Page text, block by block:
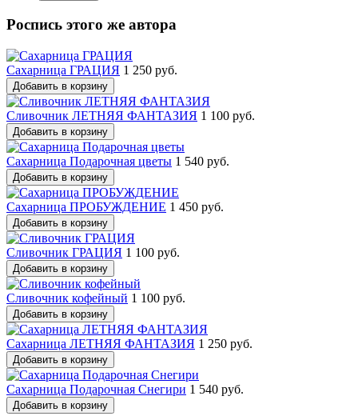
Роспись этого же автора
Сахарница ГРАЦИЯ 1 250 руб.
Добавить в корзину
Сливочник ЛЕТНЯЯ ФАНТАЗИЯ 1 100 руб.
Добавить в корзину
Сахарница Подарочная цветы 1 540 руб.
Добавить в корзину
Сахарница ПРОБУЖДЕНИЕ 1 450 руб.
Добавить в корзину
Сливочник ГРАЦИЯ 1 100 руб.
Добавить в корзину
Сливочник кофейный 1 100 руб.
Добавить в корзину
Сахарница ЛЕТНЯЯ ФАНТАЗИЯ 1 250 руб.
Добавить в корзину
Сахарница Подарочная Снегири 1 540 руб.
Добавить в корзину